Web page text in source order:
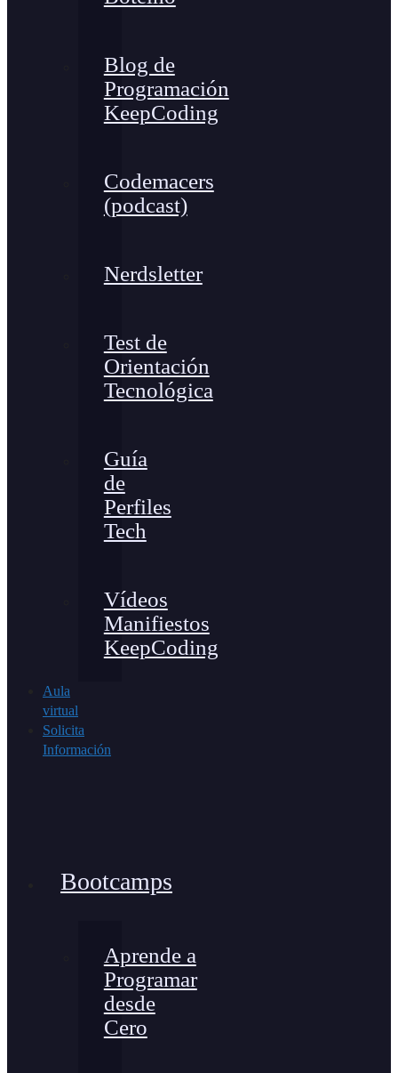
Blog de
Programación
KeepCoding
Codemacers
(podcast)
Nerdsletter
Test de
Orientación
Tecnológica
Guía
de
Perfiles
Tech
Vídeos
Manifiestos
KeepCoding
Aula
virtual
Solicita
Información
Bootcamps
Aprende a
Programar
desde
Cero